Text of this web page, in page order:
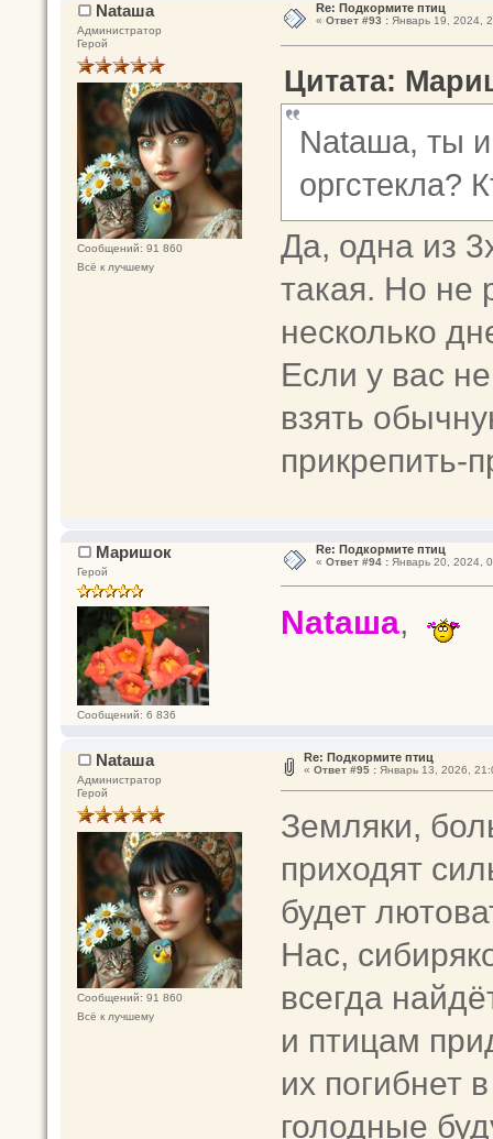
Nataшa
Администратор
Герой
Сообщений: 91 860
Всё к лучшему
Re: Подкормите птиц
« Ответ #93 :Январь 19, 2024,
Цитата:
Nataшa, ты
оргстекла?
Да, одна из
такая. Но не
несколько
Если у вас
взять
прикрепить-
Маришок
Герой
Сообщений: 6 836
Re: Подкормите птиц
« Ответ #94 :Январь 20, 2024,
Nataшa,
Nataшa
Администратор
Герой
Сообщений: 91 860
Всё к лучшему
Re: Подкормите птиц
« Ответ #95 :Январь 13, 2026,
Земляки,
приходят
будет
Нас,
всегда
и птицам
их погибнет
голодные